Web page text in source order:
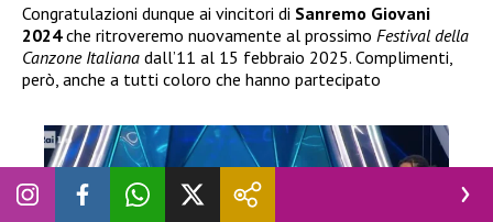
Congratulazioni dunque ai vincitori di Sanremo Giovani
2024che ritroveremo nuovamente al prossimo Festival della
Canzone Italiana dall’11 al 15 febbraio 2025. Complimenti,
però, anche a tutti coloro che hanno partecipato